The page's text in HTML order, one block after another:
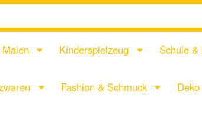
Kinderspielzeug Schule &
Fashion & Schmuck